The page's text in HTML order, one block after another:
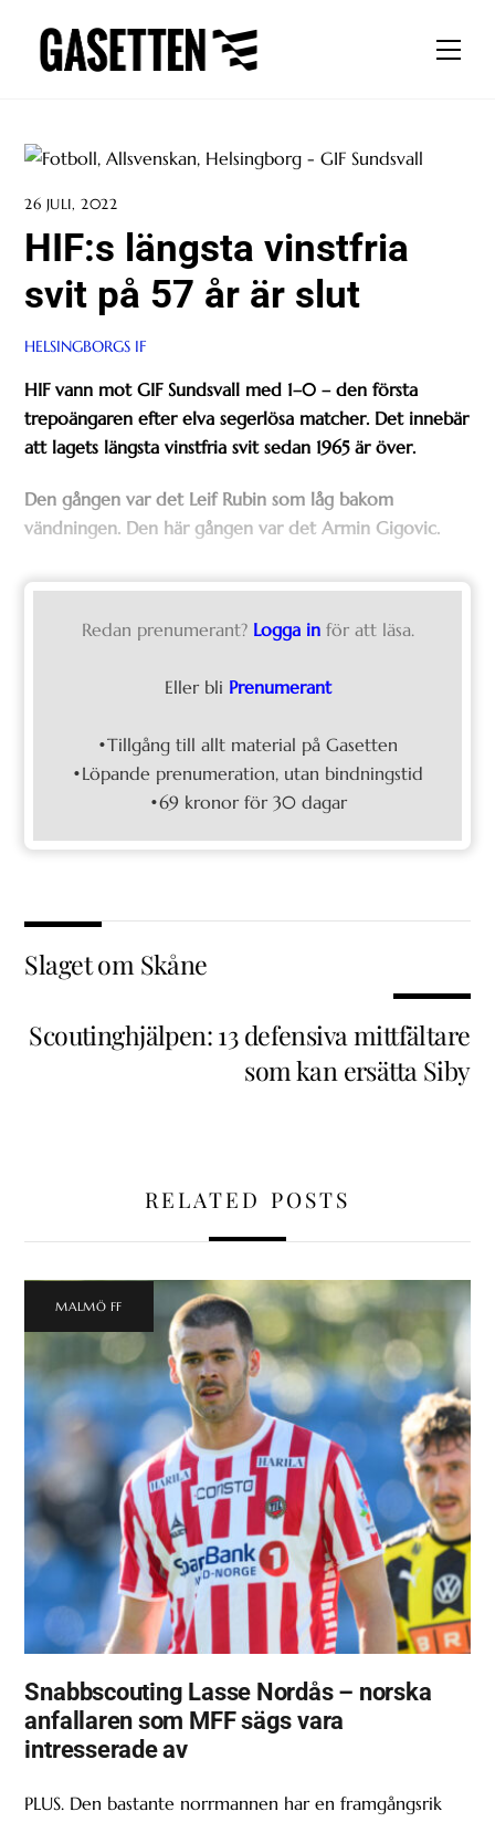
content
26 JULI, 2022
HIF:s längsta vinstfria
svit på 57 år är slut
HELSINGBORGS IF
HIF vann mot GIF Sundsvall med 1–0 – den första
trepoängaren efter elva segerlösa matcher. Det innebär
att lagets längsta vinstfria svit sedan 1965 är över.
Den gången var det Leif Rubin som låg bakom
vändningen. Den här gången var det Armin Gigovic.
Redan prenumerant? Logga in för att läsa.
Eller bli Prenumerant
•Tillgång till allt material på Gasetten
•Löpande prenumeration, utan bindningstid
•69 kronor för 30 dagar
Slaget om Skåne
Scoutinghjälpen: 13 defensiva mittfältare
som kan ersätta Siby
RELATED POSTS
MALMÖ FF
Snabbscouting Lasse Nordås – norska
anfallaren som MFF sägs vara
intresserade av
PLUS. Den bastante norrmannen har en framgångsrik